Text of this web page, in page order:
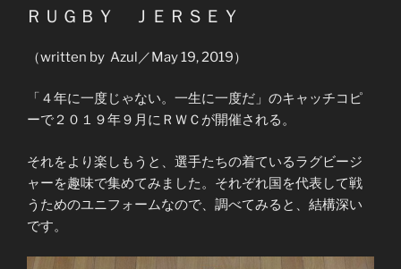
ON
ＲＵＧＢＹ ＪＥＲＳＥＹ
（written by Azul／May 19, 2019）
「４年に一度じゃない。一生に一度だ」のキャッチコピ
ーで２０１９年９月にＲＷＣが開催される。
それをより楽しもうと、選手たちの着ているラグビージ
ャーを趣味で集めてみました。それぞれ国を代表して戦
うためのユニフォームなので、調べてみると、結構深い
です。